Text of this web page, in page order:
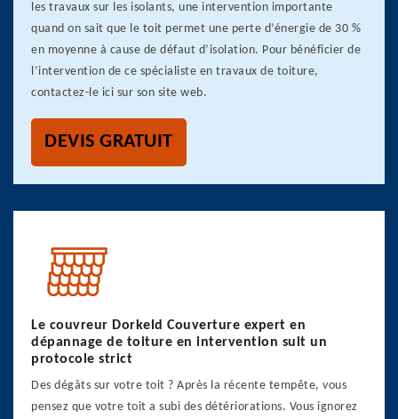
les travaux sur les isolants, une intervention importante
quand on sait que le toit permet une perte d’énergie de 30 %
en moyenne à cause de défaut d’isolation. Pour bénéficier de
l’intervention de ce spécialiste en travaux de toiture,
contactez-le ici sur son site web.
DEVIS GRATUIT
Le couvreur Dorkeld Couverture expert en
dépannage de toiture en intervention suit un
protocole strict
Des dégâts sur votre toit ? Après la récente tempête, vous
pensez que votre toit a subi des détériorations. Vous ignorez